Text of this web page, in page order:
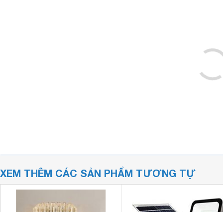
XEM THÊM CÁC SẢN PHẨM TƯƠNG TỰ